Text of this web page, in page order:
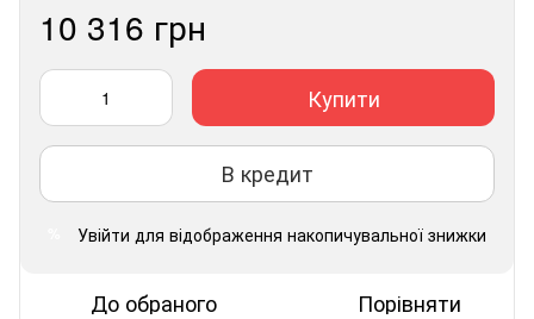
10 316 грн
Купити
В кредит
Увійти для відображення накопичувальної знижки
До обраного Порівняти